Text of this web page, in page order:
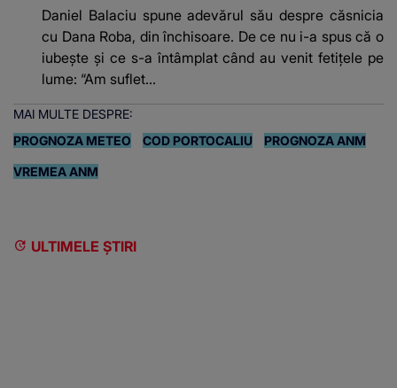
Daniel Balaciu spune adevărul său despre căsnicia
cu Dana Roba, din închisoare. De ce nu i-a spus că o
iubește și ce s-a întâmplat când au venit fetițele pe
lume: “Am suflet...
MAI MULTE DESPRE:
PROGNOZA METEO
COD PORTOCALIU PROGNOZA ANM
VREMEA ANM
ULTIMELE ȘTIRI